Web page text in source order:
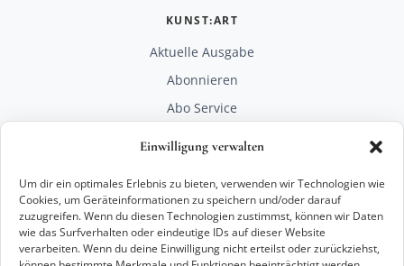
Einwilligung verwalten
Um dir ein optimales Erlebnis zu bieten, verwenden wir Technologien wie
Cookies, um Geräteinformationen zu speichern und/oder darauf
zuzugreifen. Wenn du diesen Technologien zustimmst, können wir Daten
wie das Surfverhalten oder eindeutige IDs auf dieser Website
verarbeiten. Wenn du deine Einwilligung nicht erteilst oder zurückziehst,
KUNST:ART
Aktuelle Ausgabe
Abonnieren
Abo Service
RECHTLICHES
Impressum
Datenschutz